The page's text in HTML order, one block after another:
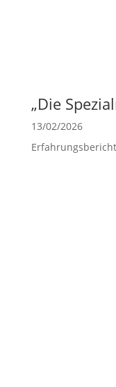
„Die
13/02/2026